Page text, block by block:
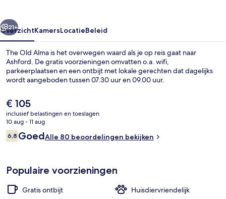
Dagelijks ontbijt met lokale
Volgende
21+
OverzichtKamersLocatieBeleid
The Old Alma is het overwegen waard als je op reis gaat naar
Ashford. De gratis voorzieningen omvatten o.a. wifi,
parkeerplaatsen en een ontbijt met lokale gerechten dat dagelijks
wordt aangeboden tussen 07.30 uur en 09.00 uur.
De
huidige
prijs
is
€ 105
€ 105
inclusief belastingen en toeslagen
10 aug - 11 aug
Beoordelingen
6,86,8 op 10 –
GoedAlle 80 beoordelingen bekijken
Populaire voorzieningen
Gratis ontbijt
Huisdiervriendelijk